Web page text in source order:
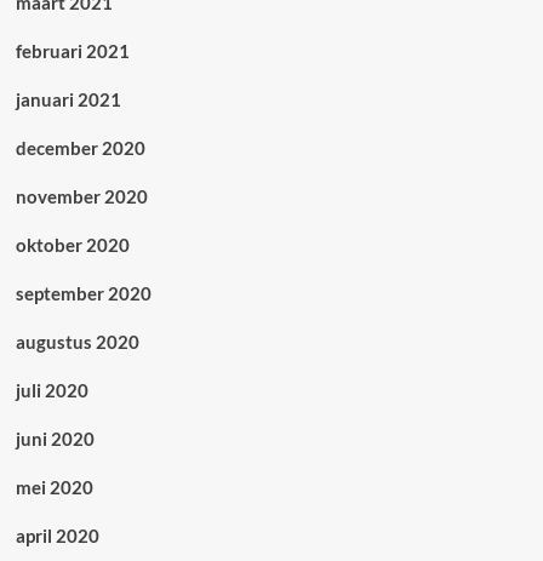
februari 2021
januari 2021
december 2020
november 2020
oktober 2020
september 2020
augustus 2020
juli 2020
juni 2020
mei 2020
april 2020